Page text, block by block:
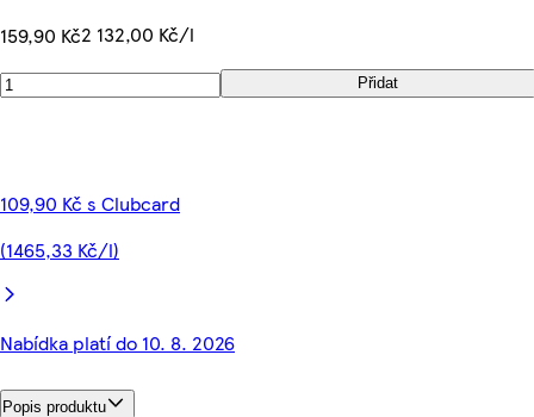
159,90 Kč2 132,00 Kč/l
Přidat
109,90 Kč s Clubcard
(1465,33 Kč/l)
Nabídka platí do 10. 8. 2026
Popis produktu